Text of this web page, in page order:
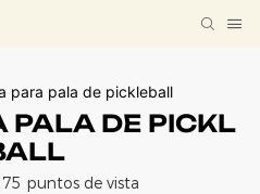
para pala de pickleball
PALA DE PICKL
75 puntos de vista